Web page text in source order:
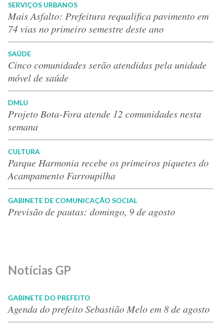
SERVIÇOS URBANOS
Mais Asfalto: Prefeitura requalifica pavimento em
74 vias no primeiro semestre deste ano
SAÚDE
Cinco comunidades serão atendidas pela unidade
móvel de saúde
DMLU
Projeto Bota-Fora atende 12 comunidades nesta
semana
CULTURA
Parque Harmonia recebe os primeiros piquetes do
Acampamento Farroupilha
GABINETE DE COMUNICAÇÃO SOCIAL
Previsão de pautas: domingo, 9 de agosto
Notícias GP
GABINETE DO PREFEITO
Agenda do prefeito Sebastião Melo em 8 de agosto